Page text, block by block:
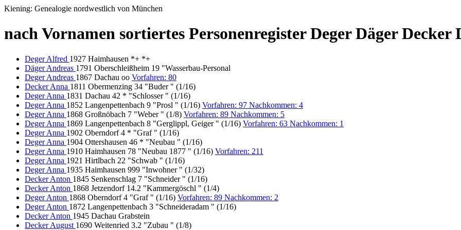
Kiening: Genealogie nordwestlich von München
nach Vornamen sortiertes Personenregister Deger Däger Decker
Deger Alfred 1927 Haimhausen *+ *+
Däger Andreas 1791 Oberschleißheim 19 "Wasserbau-Personal
Deger Andreas 1867 Dachau oo Vorfahren: 80
Decker Anna 1811 Obermenzing 34 "Buder " (1/16)
Deger Anna 1831 Dachau 42 * "Schlosser " (1/16)
Deger Anna 1852 Langenpettenbach 9 "Prosl " (1/16) Vorfahren: 97 Nachkommen: 4
Deger Anna 1868 Großnöbach 7 "Weber " (1/8) Vorfahren: 89 Nachkommen: 5
Deger Anna 1869 Langenpettenbach 8 "Gerglippl, Geiger " (1/16) Vorfahren: 63 Nachkommen: 1
Deger Anna 1902 Oberndorf 4 * "Graf " (1/16)
Deger Anna 1904 Ottershausen 46 * "Neubau " (1/16)
Deger Anna 1910 Haimhausen 78 "Neubau 1877 " (1/16) Vorfahren: 211
Deger Anna 1921 Hirtlbach 22 "Schwab " (1/16)
Deger Anna 1935 Haimhausen 999 "Inwohner " (1/32)
Decker Anton 1845 Senkenschlag 7 "Schneider " (1/16)
Decker Anton 1868 Jetzendorf 14.2 "Kammergöschl " (1/4)
Deger Anton 1868 Oberndorf 4 "Graf " (1/16) Vorfahren: 89 Nachkommen: 2
Deger Anton 1872 Langenpettenbach 3 "Schneideradam " (1/16)
Decker Anton 1945 Dachau Grabstein
Decker August 1690 Weitenried 3.2 "Zubau " (1/8)